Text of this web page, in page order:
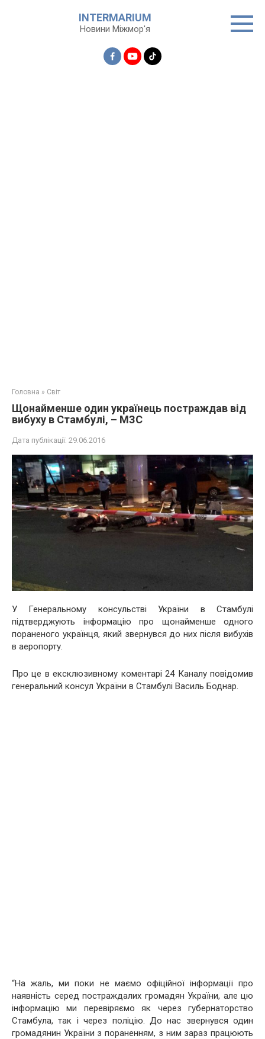
INTERMARIUM
Новини Міжмор'я
Головна » Світ
Щонайменше один українець постраждав від
вибуху в Стамбулі, – МЗС
Дата публікації: 29.06.2016
У Генеральному консульстві України в Стамбулі
підтверджують інформацію про щонайменше одного
пораненого українця, який звернувся до них після вибухів
в аеропорту.
Про це в ексклюзивному коментарі 24 Каналу повідомив
генеральний консул України в Стамбулі Василь Боднар.
“На жаль, ми поки не маємо офіційної інформації про
наявність серед постраждалих громадян України, але цю
інформацію ми перевіряємо як через губернаторство
Стамбула, так і через поліцію. До нас звернувся один
громадянин України з пораненням, з ним зараз працюють